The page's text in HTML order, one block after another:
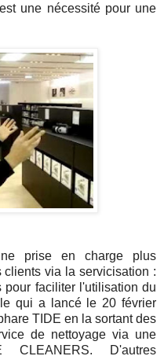
une nécessité pour une
prise en charge plus
via la servicisation :
pour faciliter l'utilisation du
qui a lancé le 20 février
TIDE en la sortant des
de nettoyage via une
D'autres